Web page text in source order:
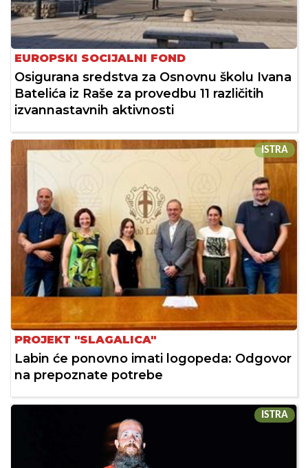
EUROPSKI SOCIJALNI FOND
Osigurana sredstva za Osnovnu školu Ivana
Batelića iz Raše za provedbu 11 različitih
izvannastavnih aktivnosti
ISTRA
PROJEKT "SLAGALICA"
Labin će ponovno imati logopeda: Odgovor
na prepoznate potrebe
ISTRA